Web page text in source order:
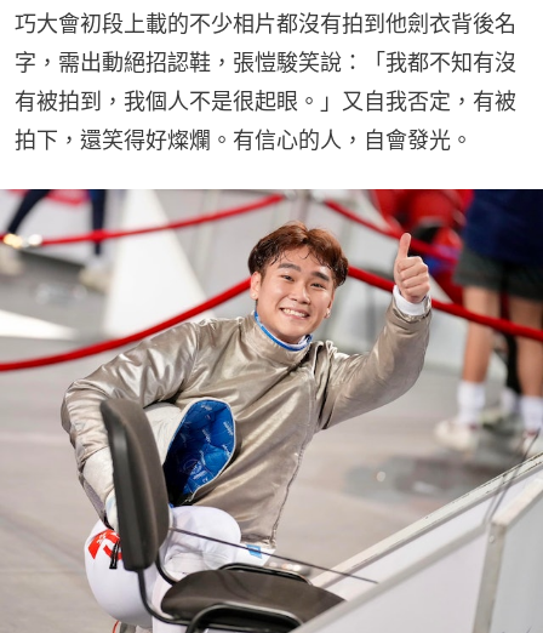
巧大會初段上載的不少相片都沒有拍到他劍衣背後名
字，需出動絕招認鞋，張愷駿笑說：「我都不知有沒
有被拍到，我個人不是很起眼。」又自我否定，有被
拍下，還笑得好燦爛。有信心的人，自會發光。